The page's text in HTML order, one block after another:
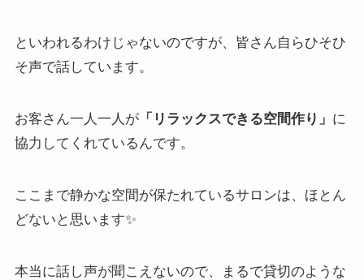
といわれるわけじゃないのですが、皆さん自らひそひ
そ声で話しています。
お客さん一人一人が「リラックスできる空間作り」 に
協力してくれているんです。
ここまで静かな空間が保たれているサロンは、ほとん
どないと思います✨
本当に話し声が聞こえないので、まるで貸切のような